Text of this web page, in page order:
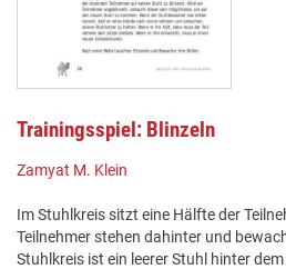
Trainingsspiel: Blinzeln
Zamyat M. Klein
Im Stuhlkreis sitzt eine Hälfte der
Teilnehmer stehen dahinter und
Stuhlkreis ist ein leerer Stuhl hinter